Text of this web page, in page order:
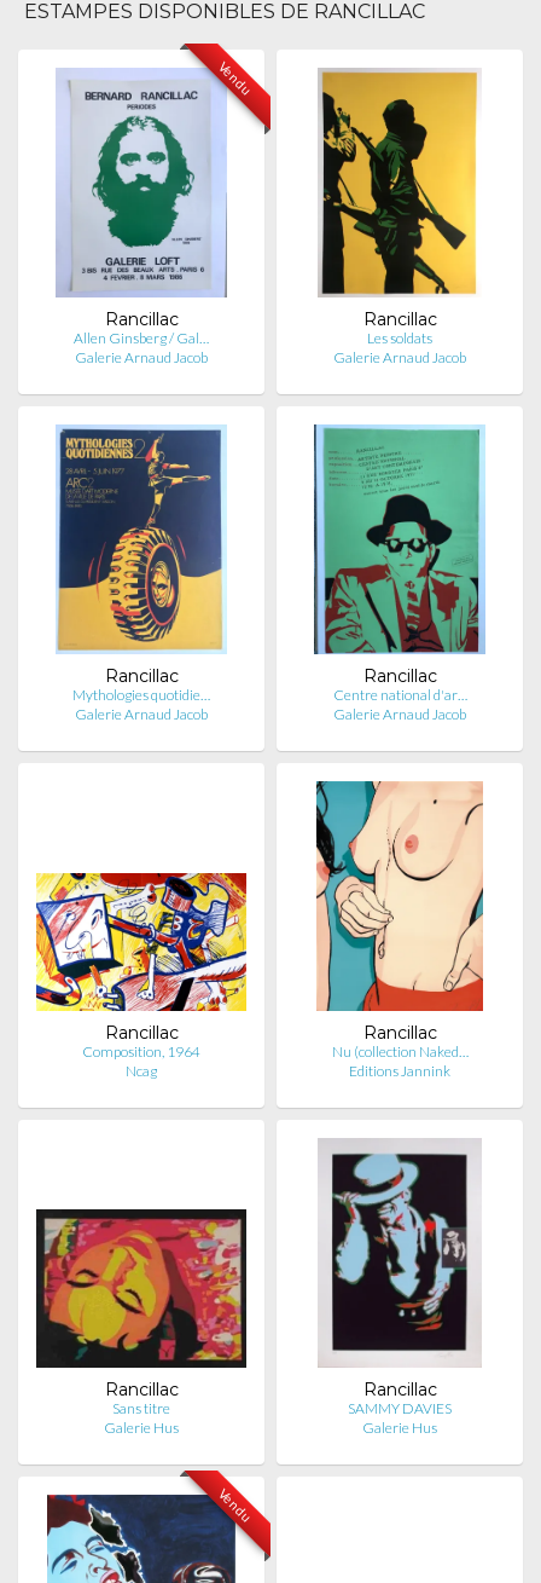
ESTAMPES DISPONIBLES DE RANCILLAC
Vendu
Rancillac
Allen Ginsberg / Gal…
Galerie Arnaud Jacob
Rancillac
Les soldats
Galerie Arnaud Jacob
Rancillac
Mythologies quotidie…
Galerie Arnaud Jacob
Rancillac
Centre national d'ar…
Galerie Arnaud Jacob
Rancillac
Composition, 1964
Ncag
Rancillac
Nu (collection Naked…
Editions Jannink
Rancillac
Sans titre
Galerie Hus
Rancillac
SAMMY DAVIES
Galerie Hus
Vendu